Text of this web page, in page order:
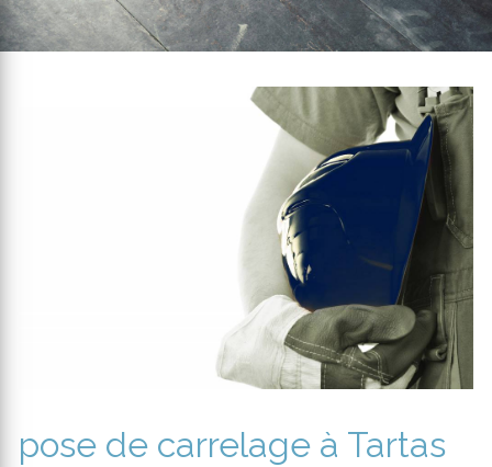
pose de carrelage à Tartas